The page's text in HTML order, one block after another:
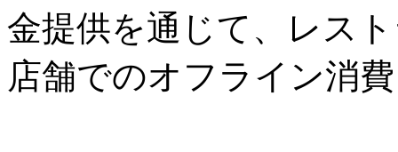
金提供を通じて、レス
店舗でのオフライン消